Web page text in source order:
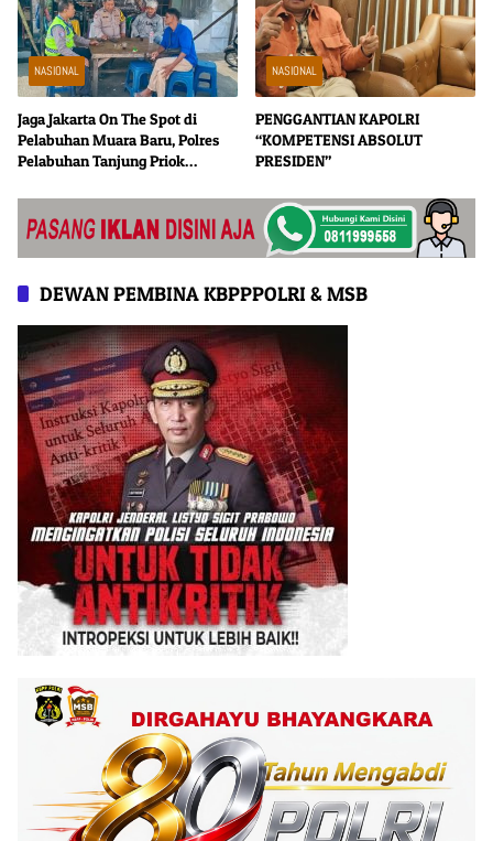
NASIONAL
Jaga Jakarta On The Spot di
Pelabuhan Muara Baru, Polres
Pelabuhan Tanjung Priok
Bersama Masyarakat
NASIONAL
PENGGANTIAN KAPOLRI
“KOMPETENSI ABSOLUT
PRESIDEN”
DEWAN PEMBINA KBPPPOLRI & MSB